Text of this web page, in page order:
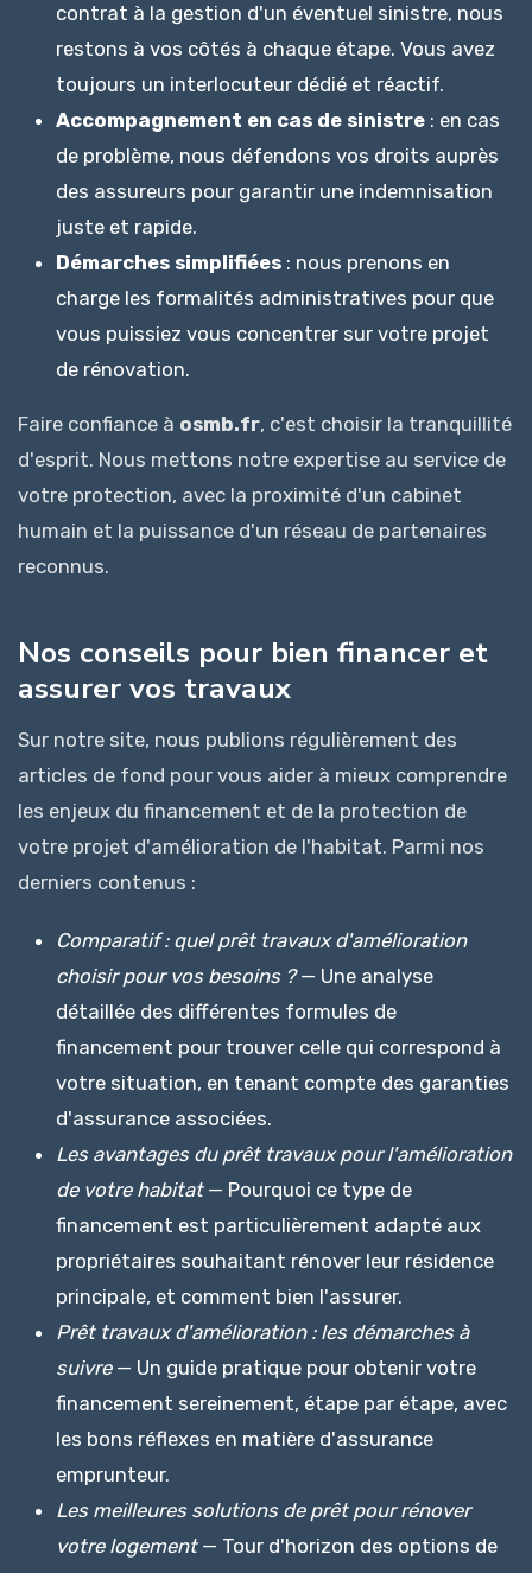
contrat à la gestion d'un éventuel sinistre, nous
restons à vos côtés à chaque étape. Vous avez
toujours un interlocuteur dédié et réactif.
Accompagnement en cas de sinistre : en cas
de problème, nous défendons vos droits auprès
des assureurs pour garantir une indemnisation
juste et rapide.
Démarches simplifiées : nous prenons en
charge les formalités administratives pour que
vous puissiez vous concentrer sur votre projet
de rénovation.
Faire confiance à osmb.fr, c'est choisir la tranquillité
d'esprit. Nous mettons notre expertise au service de
votre protection, avec la proximité d'un cabinet
humain et la puissance d'un réseau de partenaires
reconnus.
Nos conseils pour bien financer et
assurer vos travaux
Sur notre site, nous publions régulièrement des
articles de fond pour vous aider à mieux comprendre
les enjeux du financement et de la protection de
votre projet d'amélioration de l'habitat. Parmi nos
derniers contenus :
Comparatif : quel prêt travaux d'amélioration
choisir pour vos besoins ?— Une analyse
détaillée des différentes formules de
financement pour trouver celle qui correspond à
votre situation, en tenant compte des garanties
d'assurance associées.
Les avantages du prêt travaux pour l'amélioration
de votre habitat— Pourquoi ce type de
financement est particulièrement adapté aux
propriétaires souhaitant rénover leur résidence
principale, et comment bien l'assurer.
Prêt travaux d'amélioration : les démarches à
suivre— Un guide pratique pour obtenir votre
financement sereinement, étape par étape, avec
les bons réflexes en matière d'assurance
emprunteur.
Les meilleures solutions de prêt pour rénover
votre logement— Tour d'horizon des options de